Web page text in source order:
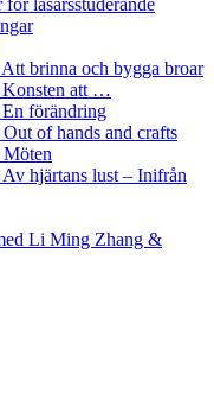
läsårsstuderande
brinna och bygga broar
Konsten att …
förändring
of hands and crafts
hjärtans lust – Inifrån
Li Ming Zhang &